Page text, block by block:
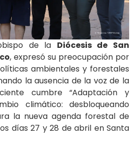
de la Diócesis de San
, expresó su preocupación por
ambientales y forestales
la ausencia de la voz de la
cumbre “Adaptación y
climático: desbloqueando
la nueva agenda forestal de
días 27 y 28 de abril en Santa